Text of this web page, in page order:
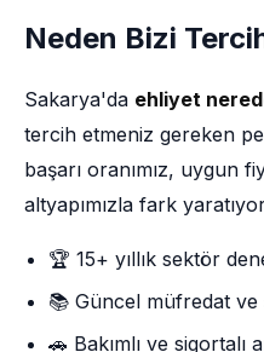
Neden Bizi
Sakarya'da ehliyet
tercih etmeniz gereken
başarı oranımız, uygun
altyapımızla fark
🏆 15+ yıllık sektör
📚 Güncel müfredat ve
🚗 Bakımlı ve sigortalı